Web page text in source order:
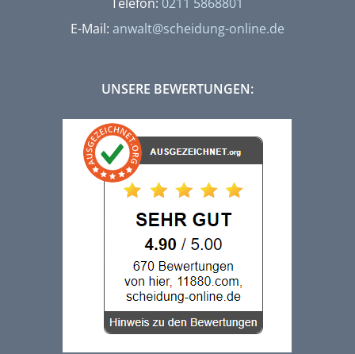
E-Mail: anwalt@scheidung-online.de
UNSERE BEWERTUNGEN: